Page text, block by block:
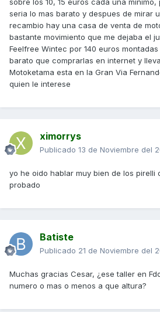
sobre los 10, 15 euros cada una
seria lo mas barato y despues de mirar
recambio hay una casa de venta de
bastante movimiento que me dejaba el
Feelfree Wintec por 140 euros
barato que comprarlas en internet y
Motoketama esta en la Gran Via
quien le interese
ximorrys
Publicado 13 de Noviembre del
yo he oido hablar muy bien de los pirelli
probado
Batiste
Publicado 21 de Noviembre del
Muchas gracias Cesar, ¿ese taller en
numero o mas o menos a que altura?